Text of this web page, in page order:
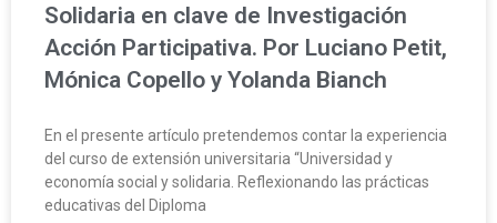
Solidaria en clave de Investigación
Acción Participativa. Por Luciano Petit,
Mónica Copello y Yolanda Bianch
En el presente artículo pretendemos contar la experiencia
del curso de extensión universitaria “Universidad y
economía social y solidaria. Reflexionando las prácticas
educativas del Diploma